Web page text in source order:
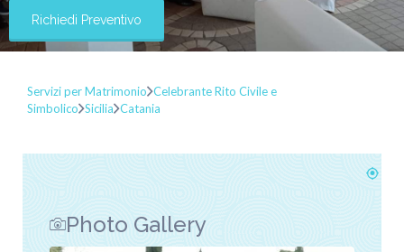
Richiedi Preventivo
Servizi per Matrimonio Celebrante Rito Civile e
Simbolico Sicilia Catania
Photo Gallery